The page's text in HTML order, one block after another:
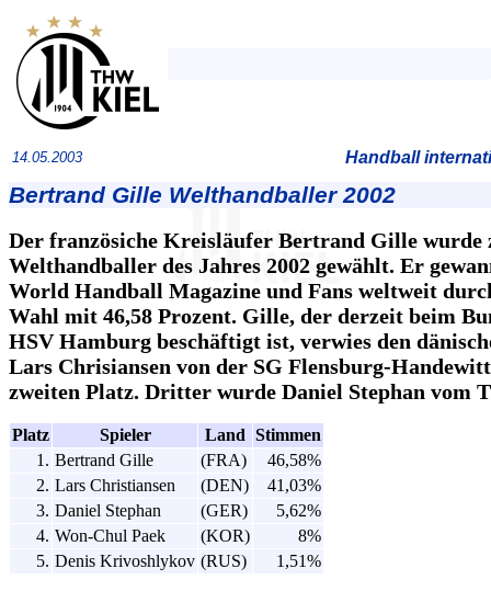
14.05.2003 Handball
Bertrand Gille Welthandballer 2002
Der französiche Kreisläufer Bertrand Gille wurde
Welthandballer des Jahres 2002 gewählt. Er
World Handball Magazine und Fans weltweit
Wahl mit 46,58 Prozent. Gille, der derzeit beim
HSV Hamburg beschäftigt ist, verwies den
Lars Chrisiansen von der SG Flensburg-
zweiten Platz. Dritter wurde Daniel Stephan vom
Platz Spieler Land Stimmen
1. Bertrand Gille (FRA)
46,58%
2. Lars Christiansen (DEN)
41,03%
3. Daniel Stephan (GER)
5,62%
4. Won-Chul Paek (KOR)
8%
5. Denis Krivoshlykov (RUS) 1,51%